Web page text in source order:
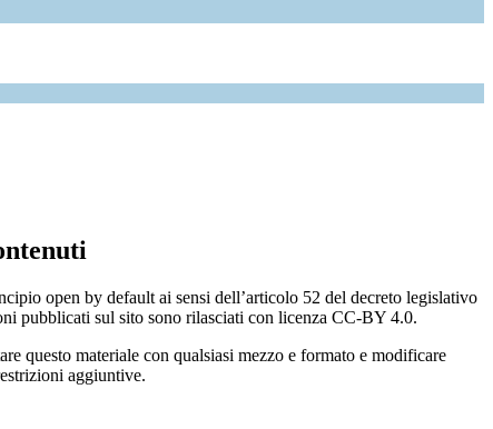
open by default ai sensi dell’articolo 52 del decreto legislativo
pubblicati sul sito sono rilasciati con licenza CC-BY 4.0.
questo materiale con qualsiasi mezzo e formato e modificare
aggiuntive.